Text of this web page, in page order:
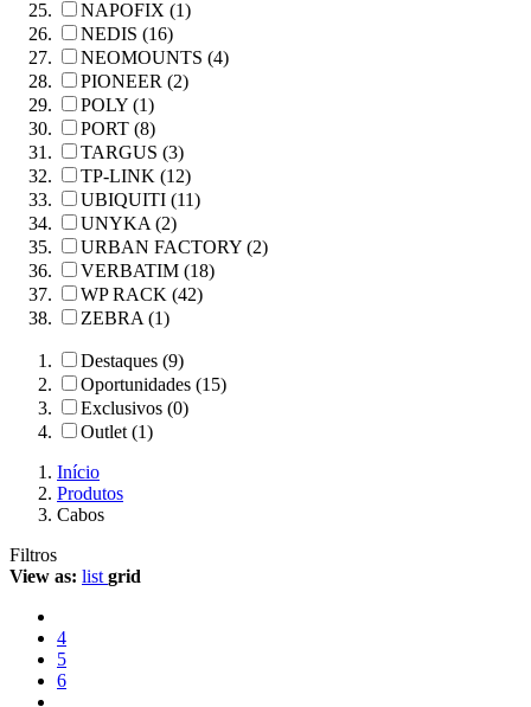
NAPOFIX (1)
NEDIS (16)
NEOMOUNTS (4)
PIONEER (2)
POLY (1)
PORT (8)
TARGUS (3)
TP-LINK (12)
UBIQUITI (11)
UNYKA (2)
URBAN FACTORY (2)
VERBATIM (18)
WP RACK (42)
ZEBRA (1)
Destaques (9)
Oportunidades (15)
Exclusivos (0)
Outlet (1)
Início
Produtos
Cabos
Filtros
View as: list grid
4
5
6